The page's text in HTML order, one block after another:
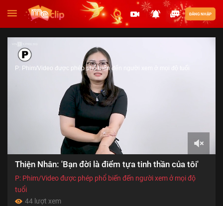
ĐĂNG NHẬP
P: Phim/Video được phép phổ biến đến người xem ở mọi độ tuổi
Thiện Nhân: 'Bạn đời là điểm tựa tinh thần của tôi'
P: Phim/Video được phép phổ biến đến người xem ở mọi độ
tuổi
44 lượt xem